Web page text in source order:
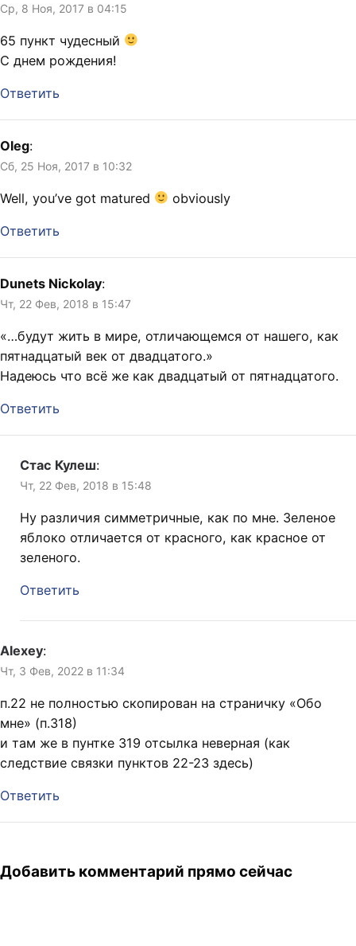
Ср, 8 Ноя, 2017 в 04:15
65 пункт чудесный
С днем рождения!
Ответить
Oleg:
Сб, 25 Ноя, 2017 в 10:32
Well, you’ve got matured obviously
Ответить
Dunets Nickolay:
Чт, 22 Фев, 2018 в 15:47
«…будут жить в мире, отличающемся от нашего, как
пятнадцатый век от двадцатого.»
Надеюсь что всё же как двадцатый от пятнадцатого.
Ответить
Стас Кулеш:
Чт, 22 Фев, 2018 в 15:48
Ну различия симметричные, как по мне. Зеленое
яблоко отличается от красного, как красное от
зеленого.
Ответить
Alexey:
Чт, 3 Фев, 2022 в 11:34
п.22 не полностью скопирован на страничку «Обо
мне» (п.318)
и там же в пунтке 319 отсылка неверная (как
следствие связки пунктов 22-23 здесь)
Ответить
Добавить комментарий прямо сейчас